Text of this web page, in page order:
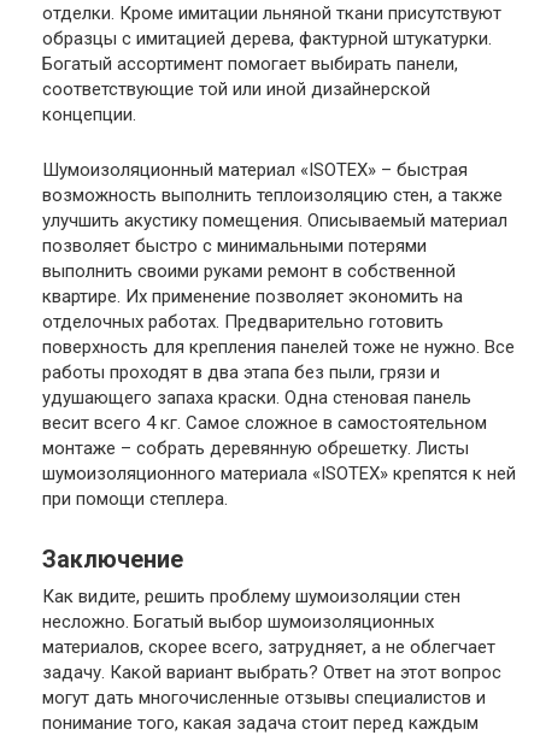
отделки. Кроме имитации льняной ткани присутствуют
образцы с имитацией дерева, фактурной штукатурки.
Богатый ассортимент помогает выбирать панели,
соответствующие той или иной дизайнерской
концепции.
Шумоизоляционный материал «ISOTEX» – быстрая
возможность выполнить теплоизоляцию стен, а также
улучшить акустику помещения. Описываемый материал
позволяет быстро с минимальными потерями
выполнить своими руками ремонт в собственной
квартире. Их применение позволяет экономить на
отделочных работах. Предварительно готовить
поверхность для крепления панелей тоже не нужно. Все
работы проходят в два этапа без пыли, грязи и
удушающего запаха краски. Одна стеновая панель
весит всего 4 кг. Самое сложное в самостоятельном
монтаже – собрать деревянную обрешетку. Листы
шумоизоляционного материала «ISOTEX» крепятся к ней
при помощи степлера.
Заключение
Как видите, решить проблему шумоизоляции стен
несложно. Богатый выбор шумоизоляционных
материалов, скорее всего, затрудняет, а не облегчает
задачу. Какой вариант выбрать? Ответ на этот вопрос
могут дать многочисленные отзывы специалистов и
понимание того, какая задача стоит перед каждым